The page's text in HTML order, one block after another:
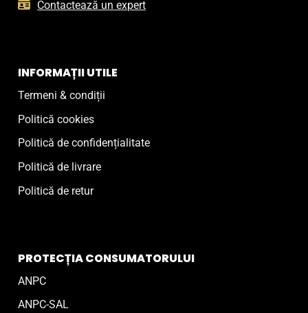
Contactează un expert
INFORMAȚII UTILE
Termeni & condiții
Politică cookies
Politică de confidențialitate
Politică de livrare
Politică de retur
PROTECȚIA CONSUMATORULUI
ANPC
ANPC-SAL